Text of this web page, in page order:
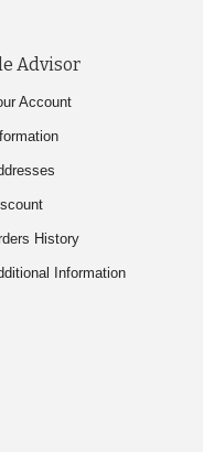
Advisor
Account
History
Information